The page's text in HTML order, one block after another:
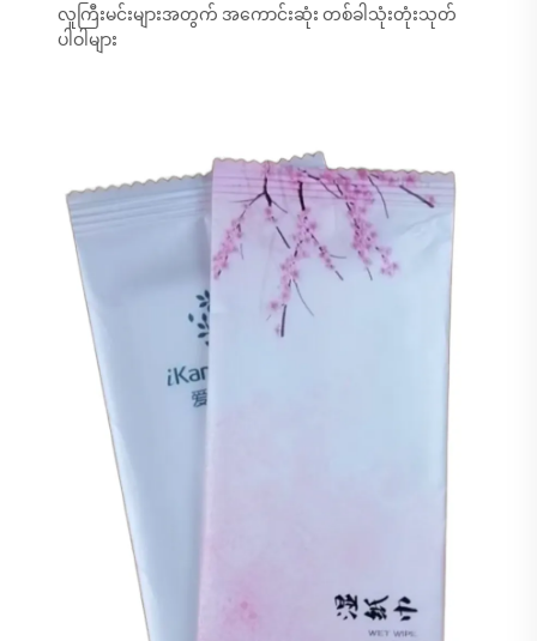
လူကြီးမင်းများအတွက် အကောင်းဆုံး တစ်ခါသုံးတုံးသုတ်
ပါဝါများ